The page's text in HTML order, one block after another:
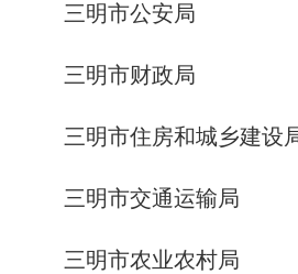
三明市公安局
三明市财政局
三明市住房和城乡建设
三明市交通运输局
三明市农业农村局